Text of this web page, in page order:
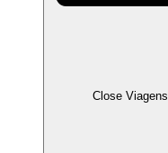
Close Viagens